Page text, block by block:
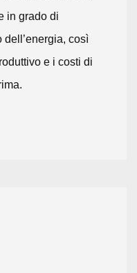
in grado di
così
e i costi di